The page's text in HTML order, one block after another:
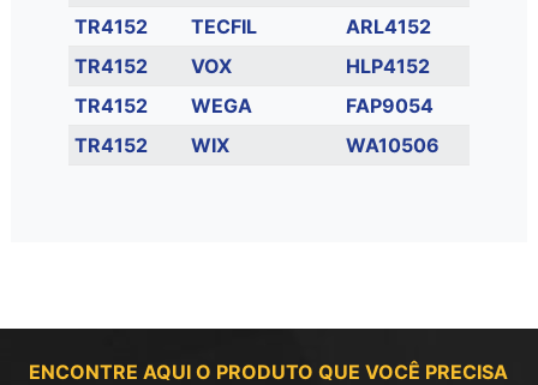
TR4152
TECFIL
ARL4152
TR4152
VOX
HLP4152
TR4152
WEGA
FAP9054
TR4152
WIX WA10506
ENCONTRE AQUI O PRODUTO QUE VOCÊ PRECISA